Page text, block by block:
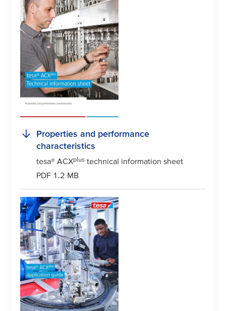
Properties and performance
characteristics
tesa® ACXplus technical information sheet
PDF 1.2 MB